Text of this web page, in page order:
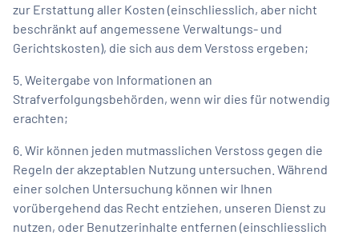
zur Erstattung aller Kosten (einschliesslich, aber nicht
beschränkt auf angemessene Verwaltungs- und
Gerichtskosten), die sich aus dem Verstoss ergeben;
5. Weitergabe von Informationen an
Strafverfolgungsbehörden, wenn wir dies für notwendig
erachten;
6. Wir können jeden mutmasslichen Verstoss gegen die
Regeln der akzeptablen Nutzung untersuchen. Während
einer solchen Untersuchung können wir Ihnen
vorübergehend das Recht entziehen, unseren Dienst zu
nutzen, oder Benutzerinhalte entfernen (einschliesslich